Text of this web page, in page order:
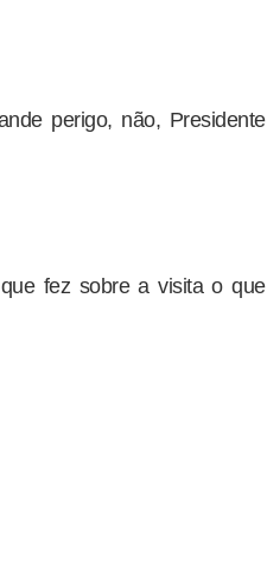
perigo, não, Presidente
fez sobre a visita o que